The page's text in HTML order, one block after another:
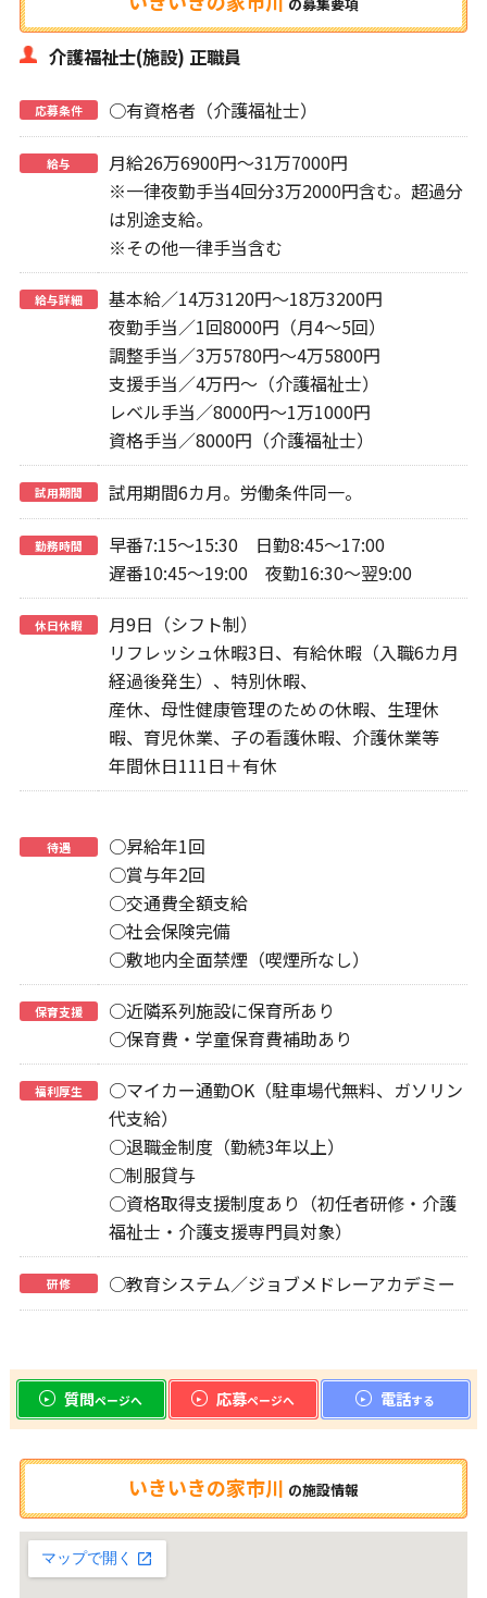
介護福祉士(施設) 正職員
応募条件 ○有資格者（介護福祉士）
給与
月給26万6900円～31万7000円
※一律夜勤手当4回分3万2000円含む。超過分
は別途支給。
※その他一律手当含む
給与詳細
基本給／14万3120円～18万3200円
夜勤手当／1回8000円（月4～5回）
調整手当／3万5780円～4万5800円
支援手当／4万円～（介護福祉士）
レベル手当／8000円～1万1000円
資格手当／8000円（介護福祉士）
試用期間 試用期間6カ月。労働条件同一。
勤務時間
早番7:15～15:30 日勤8:45～17:00
遅番10:45～19:00 夜勤16:30～翌9:00
休日休暇
月9日（シフト制）
リフレッシュ休暇3日、有給休暇（入職6カ月
経過後発生）、特別休暇、
産休、母性健康管理のための休暇、生理休
暇、育児休業、子の看護休暇、介護休業等
年間休日111日＋有休
待遇
○昇給年1回
○賞与年2回
○交通費全額支給
○社会保険完備
○敷地内全面禁煙（喫煙所なし）
保育支援
○近隣系列施設に保育所あり
○保育費・学童保育費補助あり
福利厚生
○マイカー通勤OK（駐車場代無料、ガソリン
代支給）
○退職金制度（勤続3年以上）
○制服貸与
○資格取得支援制度あり（初任者研修・介護
福祉士・介護支援専門員対象）
研修 ○教育システム／ジョブメドレーアカデミー
質問ページへ 応募ページへ 電話する
いきいきの家市川 の施設情報